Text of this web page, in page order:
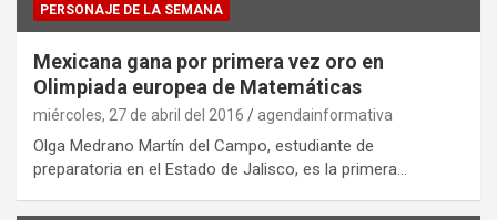
PERSONAJE DE LA SEMANA
Mexicana gana por primera vez oro en
Olimpiada europea de Matemáticas
miércoles, 27 de abril del 2016 agendainformativa
Olga Medrano Martín del Campo, estudiante de
preparatoria en el Estado de Jalisco, es la primera…